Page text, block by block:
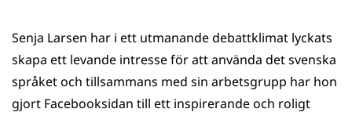
Senja Larsen har i ett utmanande debattklimat lyckats
skapa ett levande intresse för att använda det svenska
språket och tillsammans med sin arbetsgrupp har hon
gjort Facebooksidan till ett inspirerande och roligt